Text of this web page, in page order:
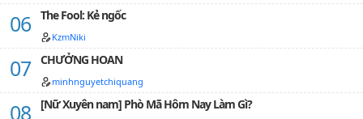
The Fool: Kẻ ngốc
KzmNiki
CHƯỞNG HOAN
minhnguyetchiquang
[Nữ Xuyên nam] Phò Mã Hôm Nay Làm Gì?